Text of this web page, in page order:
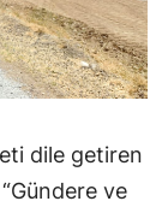
dile getiren
ve